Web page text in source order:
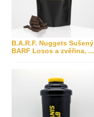
B.A.R.F. Nuggets Sušený
BARF Losos a zvěřina, ...